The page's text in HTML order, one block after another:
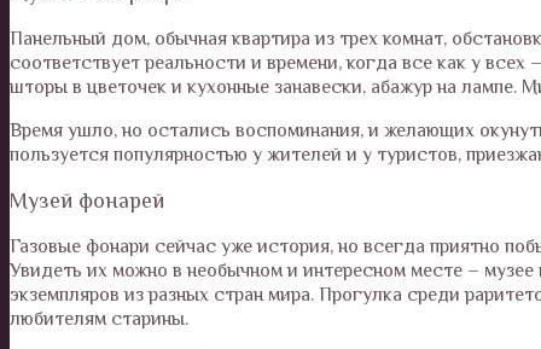
Панельный дом, обычная квартира из трех комнат,
соответствует реальности и времени, когда все как у
шторы в цветочек и кухонные занавески, абажур на лампе.
Время ушло, но остались воспоминания, и желающих
пользуется популярностью у жителей и у туристов,
Музей фонарей
Газовые фонари сейчас уже история, но всегда приятно
Увидеть их можно в необычном и интересном месте –
экземпляров из разных стран мира. Прогулка среди
любителям старины.